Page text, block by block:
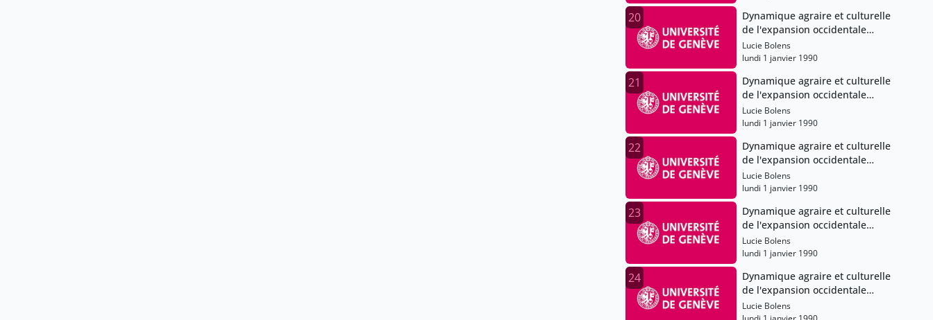
20
Dynamique agraire et culturelle
de l'expansion occidentale
(Angleterre), XIe-XVe siècles
Lucie Bolens
lundi 1 janvier 1990
21
Dynamique agraire et culturelle
de l'expansion occidentale
(Angleterre), XIe-XVe siècles
Lucie Bolens
lundi 1 janvier 1990
22
Dynamique agraire et culturelle
de l'expansion occidentale
(Angleterre), XIe-XVe siècles
Lucie Bolens
lundi 1 janvier 1990
23
Dynamique agraire et culturelle
de l'expansion occidentale
(Angleterre), XIe-XVe siècles
Lucie Bolens
lundi 1 janvier 1990
24
Dynamique agraire et culturelle
de l'expansion occidentale
(Angleterre), XIe-XVe siècles
Lucie Bolens